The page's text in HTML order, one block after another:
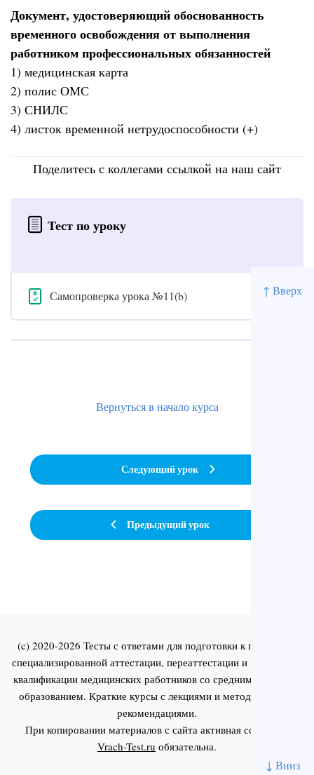
↑ Вверх
↓ Вниз
Документ, удостоверяющий обоснованность
временного освобождения от выполнения
работником профессиональных обязанностей
1) медицинская карта
2) полис ОМС
3) СНИЛС
4) листок временной нетрудоспособности (+)
Поделитесь с коллегами ссылкой на наш сайт
Тест по уроку
Самопроверка урока №11(b)
Предыдущий урок
Вернуться в начало курса
Следующий урок
(c) 2020-2026 Тесты с ответами для подготовки к первичной
специализированной аттестации, переаттестации и повышения
квалификации медицинских работников со средним и высшим
образованием. Краткие курсы с лекциями и методическими
рекомендациями.
При копировании материалов с сайта активная ссылка на
Vrach-Test.ru обязательна.